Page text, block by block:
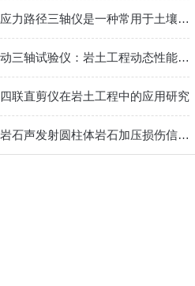
应力路径三轴仪是一种常用于土壤与岩石力学性质试验中的仪器设备
动三轴试验仪：岩土工程动态性能检测的核心设备
四联直剪仪在岩土工程中的应用研究
岩石声发射圆柱体岩石加压损伤信号实验